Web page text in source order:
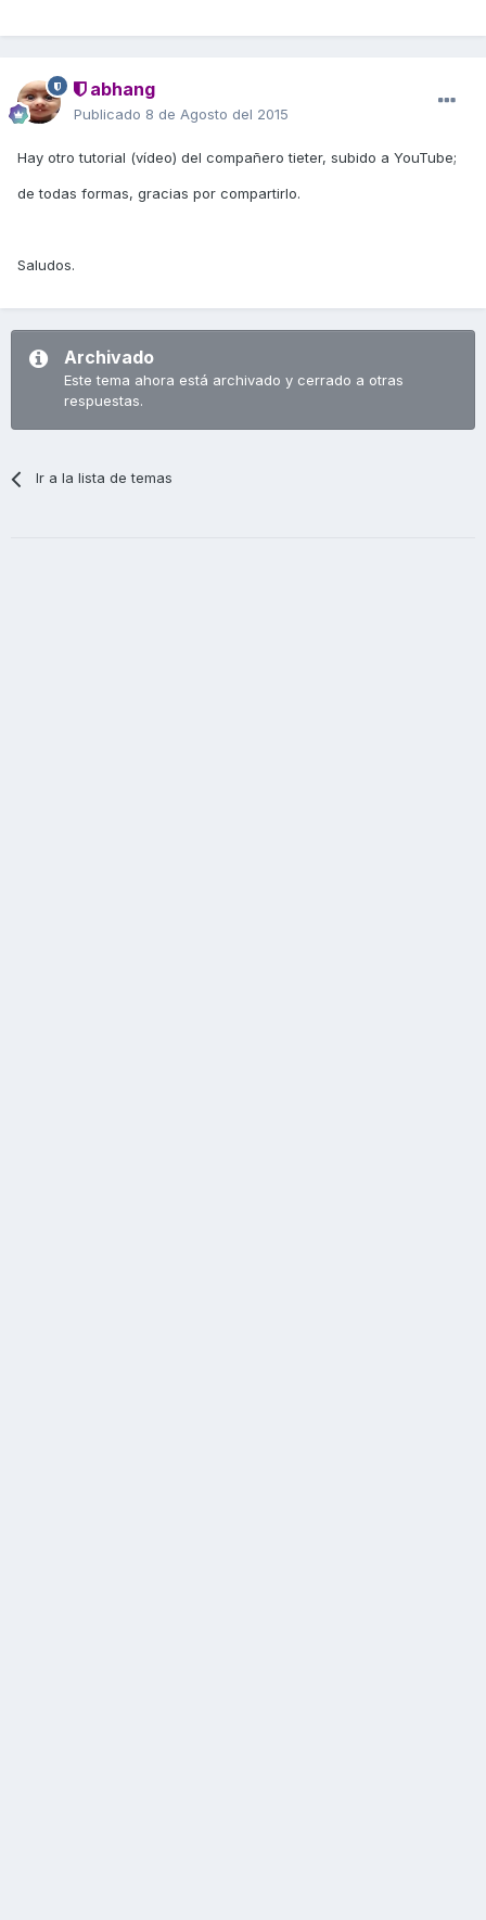
abhang
Publicado 8 de Agosto del 2015
Hay otro tutorial (vídeo) del compañero tieter, subido a YouTube;
de todas formas, gracias por compartirlo.
Saludos.
Archivado
Este tema ahora está archivado y cerrado a otras
respuestas.
Ir a la lista de temas